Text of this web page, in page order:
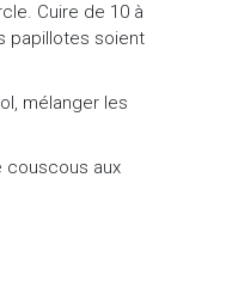
Cuire de 10 à
papillotes soient
mélanger les
couscous aux